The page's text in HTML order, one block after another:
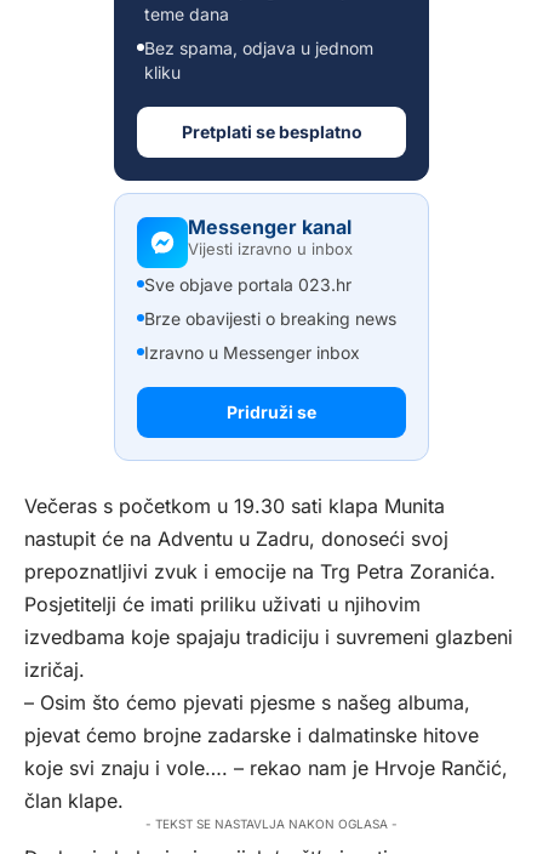
teme dana
Bez spama, odjava u jednom
kliku
Pretplati se besplatno
Messenger kanal
Vijesti izravno u inbox
Sve objave portala 023.hr
Brze obavijesti o breaking news
Izravno u Messenger inbox
Pridruži se
Večeras s početkom u 19.30 sati klapa Munita
nastupit će na Adventu u Zadru, donoseći svoj
prepoznatljivi zvuk i emocije na Trg Petra Zoranića.
Posjetitelji će imati priliku uživati u njihovim
izvedbama koje spajaju tradiciju i suvremeni glazbeni
izričaj.
– Osim što ćemo pjevati pjesme s našeg albuma,
pjevat ćemo brojne zadarske i dalmatinske hitove
koje svi znaju i vole…. – rekao nam je Hrvoje Rančić,
član klape.
- TEKST SE NASTAVLJA NAKON OGLASA -